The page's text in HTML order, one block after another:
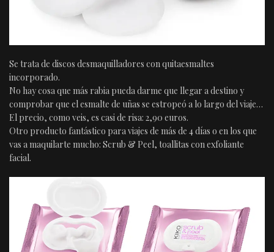
Se trata de discos desmaquilladores con quitaesmaltes
incorporado.
No hay cosa que más rabia pueda darme que llegar a destino y
comprobar que el esmalte de uñas se estropeó a lo largo del viaje…
El precio, como veis, es casi de risa: 2,90 euros.
Otro producto fantástico para viajes de más de 4 días o en los que
vas a maquilarte mucho: Scrub & Peel, toallitas con exfoliante
facial.